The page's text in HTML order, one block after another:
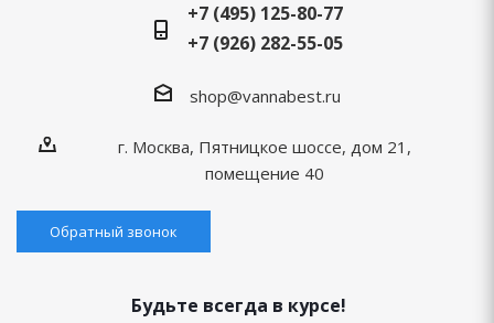
+7 (495) 125-80-77
+7 (926) 282-55-05
shop@vannabest.ru
г. Москва, Пятницкое шоссе, дом 21,
помещение 40
Обратный звонок
Будьте всегда в курсе!